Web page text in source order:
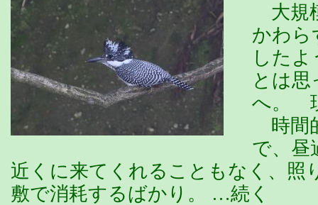
大規
かわら
した
とは
へ。
時間
で、昼
近くに来てくれることもなく、照
敷で消耗するばかり。 …続く